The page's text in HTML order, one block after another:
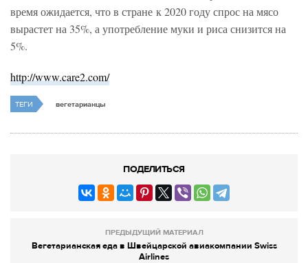
время ожидается, что в стране к 2020 году спрос на мясо
вырастет на 35%, а употребление муки и риса снизится на
5%.
http://www.care2.com/
ТЕГИ вегетарианцы
ПОДЕЛИТЬСЯ
ПРЕДЫДУЩИЙ МАТЕРИАЛ
Вегетарианская еда в Швейцарской авиакомпании Swiss
Airlines